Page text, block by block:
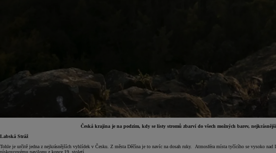
Česká krajina je na podzim, kdy se listy stromů zbarví do všech možných barev,
Labská Stráž
Tohle je určitě jedna z nejkrásnějších vyhlídek v Česku. Z města Děčína je to navíc na dosah ruky. Atmosféra místa tyčícího se vysoko
pískovcovému pavilonu z konce 19. století.